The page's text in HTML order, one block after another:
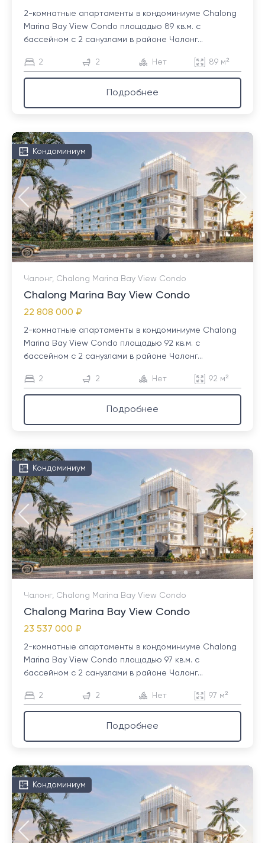
2-комнатные апартаменты в кондоминиуме Chalong
Marina Bay View Condo площадью 89 кв.м. с
бассейном с 2 санузлами в районе Чалонг...
2 2 Нет 89 м²
Подробнее
Кондоминиум
Чалонг, Chalong Marina Bay View Condo
Chalong Marina Bay View Condo
22 808 000 ₽
2-комнатные апартаменты в кондоминиуме Chalong
Marina Bay View Condo площадью 92 кв.м. с
бассейном с 2 санузлами в районе Чалонг...
2 2 Нет 92 м²
Подробнее
Кондоминиум
Чалонг, Chalong Marina Bay View Condo
Chalong Marina Bay View Condo
23 537 000 ₽
2-комнатные апартаменты в кондоминиуме Chalong
Marina Bay View Condo площадью 97 кв.м. с
бассейном с 2 санузлами в районе Чалонг...
2 2 Нет 97 м²
Подробнее
Кондоминиум